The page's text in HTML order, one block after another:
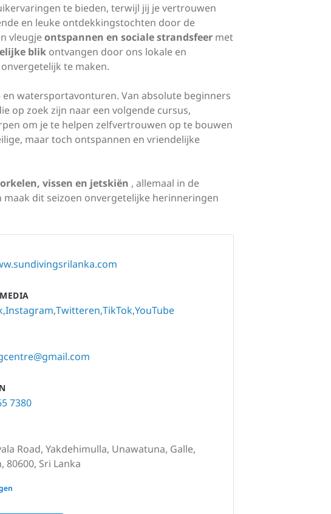
te bieden, terwijl jij je vertrouwen
en leuke ontdekkingstochten door de
vleugjeontspannen en sociale strandsfeer met
blik ontvangen door ons lokale en
te maken.
en watersportavonturen. Van absolute beginners
op zoek zijn naar een volgende cursus,
om je te helpen zelfvertrouwen op te bouwen
maar toch ontspannen en vriendelijke
vissen en jetskiën , allemaal in de
dit seizoen onvergetelijke herinneringen
Instagram Twitteren TikTokYouTube
7380
Road, Yakdehimulla, Unawatuna, Galle,
80600, Sri Lanka